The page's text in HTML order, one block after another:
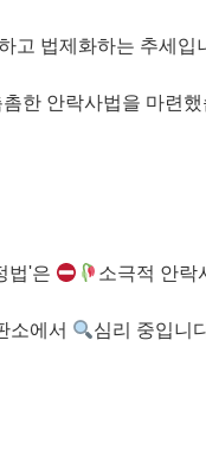
고 법제화하는 추세입
한 안락사법을 마련했
법'은 소극적 안락
소에서 심리 중입니